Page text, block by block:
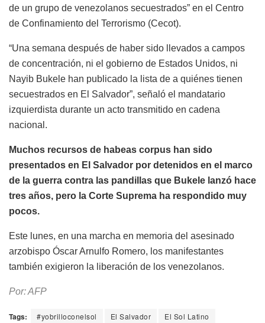
de un grupo de venezolanos secuestrados” en el Centro
de Confinamiento del Terrorismo (Cecot).
“Una semana después de haber sido llevados a campos
de concentración, ni el gobierno de Estados Unidos, ni
Nayib Bukele han publicado la lista de a quiénes tienen
secuestrados en El Salvador”, señaló el mandatario
izquierdista durante un acto transmitido en cadena
nacional.
Muchos recursos de habeas corpus han sido
presentados en El Salvador por detenidos en el marco
de la guerra contra las pandillas que Bukele lanzó hace
tres años, pero la Corte Suprema ha respondido muy
pocos.
Este lunes, en una marcha en memoria del asesinado
arzobispo Óscar Arnulfo Romero, los manifestantes
también exigieron la liberación de los venezolanos.
Por: AFP
Tags: #yobrilloconelsol El Salvador El Sol Latino